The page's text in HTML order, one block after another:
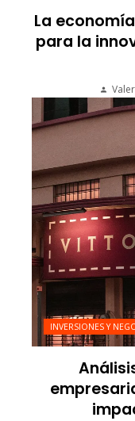
La
para la
INVERSIONES Y